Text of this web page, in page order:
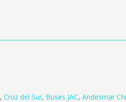
, Cruz del Sur, Buses JAC, Andesmar